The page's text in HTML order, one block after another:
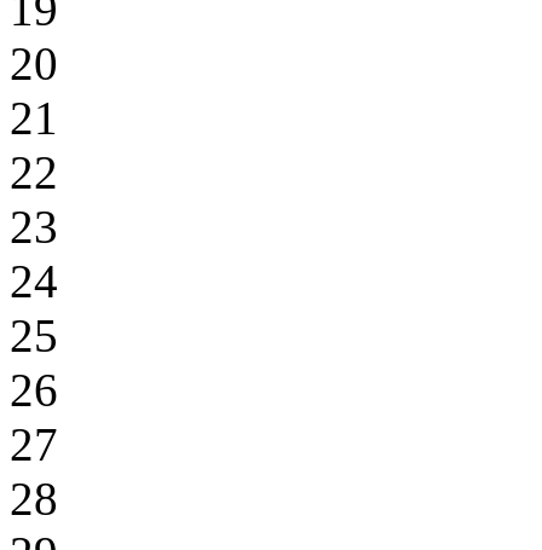
20
21
22
23
24
25
26
27
28